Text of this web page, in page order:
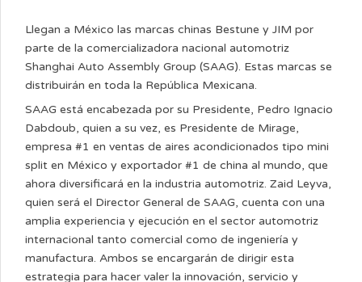
Llegan a México las marcas chinas Bestune y JIM por
parte de la comercializadora nacional automotriz
Shanghai Auto Assembly Group (SAAG). Estas marcas se
distribuirán en toda la República Mexicana.
SAAG está encabezada por su Presidente, Pedro Ignacio
Dabdoub, quien a su vez, es Presidente de Mirage,
empresa #1 en ventas de aires acondicionados tipo mini
split en México y exportador #1 de china al mundo, que
ahora diversificará en la industria automotriz. Zaid Leyva,
quien será el Director General de SAAG, cuenta con una
amplia experiencia y ejecución en el sector automotriz
internacional tanto comercial como de ingeniería y
manufactura. Ambos se encargarán de dirigir esta
estrategia para hacer valer la innovación, servicio y